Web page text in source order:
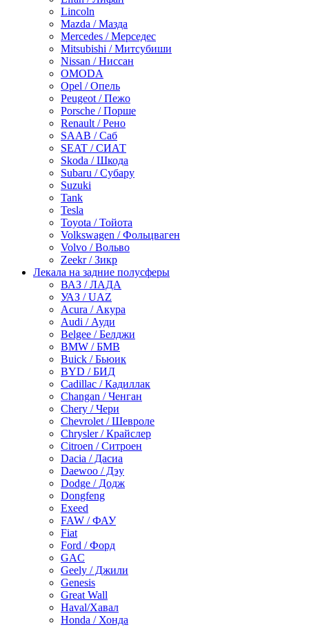
Lincoln
Mazda / Мазда
Mercedes / Мерседес
Mitsubishi / Митсубиши
Nissan / Ниссан
OMODA
Opel / Опель
Peugeot / Пежо
Porsche / Порше
Renault / Рено
SAAB / Саб
SEAT / СИАТ
Skoda / Шкода
Subaru / Субару
Suzuki
Tank
Tesla
Toyota / Тойота
Volkswagen / Фольцваген
Volvo / Вольво
Zeekr / Зикр
Лекала на задние полусферы
ВАЗ / ЛАДА
УАЗ / UAZ
Acura / Акура
Audi / Ауди
Belgee / Белджи
BMW / БМВ
Buick / Бьюик
BYD / БИД
Cadillac / Кадиллак
Changan / Ченган
Chery / Чери
Chevrolet / Шевроле
Chrysler / Крайслер
Citroen / Ситроен
Dacia / Дасиа
Daewoo / Дэу
Dodge / Додж
Dongfeng
Exeed
FAW / ФАУ
Fiat
Ford / Форд
GAC
Geely / Джили
Genesis
Great Wall
Haval/Хавал
Honda / Хонда